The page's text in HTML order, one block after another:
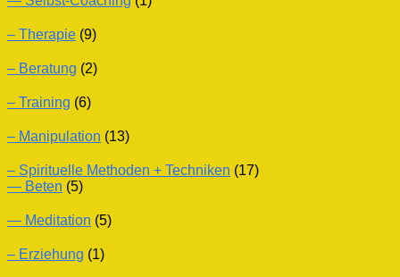
– Therapie (9)
– Beratung (2)
– Training (6)
– Manipulation (13)
– Spirituelle Methoden + Techniken (17)
— Beten (5)
— Meditation (5)
– Erziehung (1)